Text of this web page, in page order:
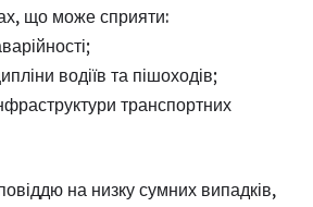
що може сприяти:
водіїв та пішоходів;
транспортних
на низку сумних випадків,